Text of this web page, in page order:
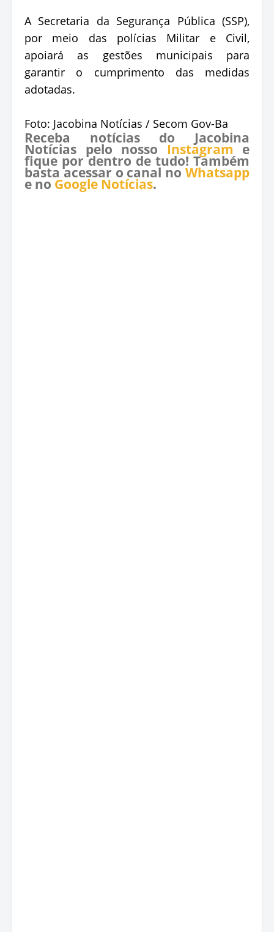
A Secretaria da Segurança Pública (SSP),
por meio das polícias Militar e Civil,
apoiará as gestões municipais para
garantir o cumprimento das medidas
adotadas.
Foto: Jacobina Notícias / Secom Gov-Ba
Receba notícias do Jacobina
Notícias pelo nosso Instagram e
fique por dentro de tudo! Também
basta acessar o canal no Whatsapp
e no Google Notícias.